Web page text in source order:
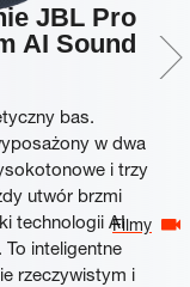
Filmy
JBL Pro
AI Sound
bas.
w dwa
i trzy
utwór brzmi
technologii AI
inteligentne
rzeczywistym i